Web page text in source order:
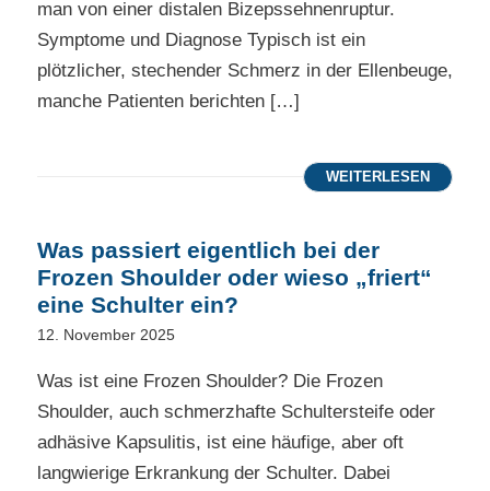
man von einer distalen Bizepssehnenruptur.
Symptome und Diagnose Typisch ist ein
plötzlicher, stechender Schmerz in der Ellenbeuge,
manche Patienten berichten […]
WEITERLESEN
Was passiert eigentlich bei der
Frozen Shoulder oder wieso „friert“
eine Schulter ein?
12. November 2025
Was ist eine Frozen Shoulder? Die Frozen
Shoulder, auch schmerzhafte Schultersteife oder
adhäsive Kapsulitis, ist eine häufige, aber oft
langwierige Erkrankung der Schulter. Dabei